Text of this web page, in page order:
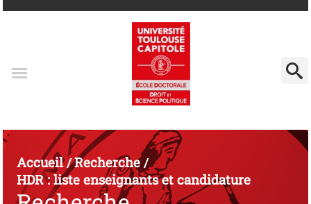
Accueil/Recherche/
HDR : liste enseignants et candidature